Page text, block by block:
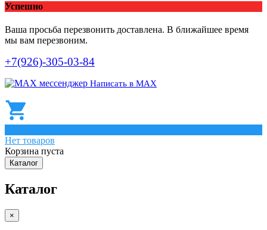
Успешно
Ваша просьба перезвонить доставлена. В ближайшее время
мы вам перезвоним.
+7(926)-305-03-84
Написать в МАХ
Нет товаров
Корзина пуста
Каталог
Каталог
×